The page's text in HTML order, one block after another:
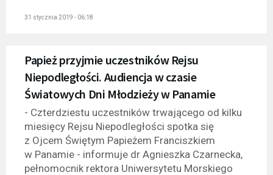
31 stycznia 2019 - 06:18
Papież przyjmie uczestników Rejsu
Niepodległości. Audiencja w czasie
Światowych Dni Młodzieży w Panamie
- Czterdziestu uczestników trwającego od kilku
miesięcy Rejsu Niepodległości spotka się
z Ojcem Świętym Papieżem Franciszkiem
w Panamie - informuje dr Agnieszka Czarnecka,
pełnomocnik rektora Uniwersytetu Morskiego